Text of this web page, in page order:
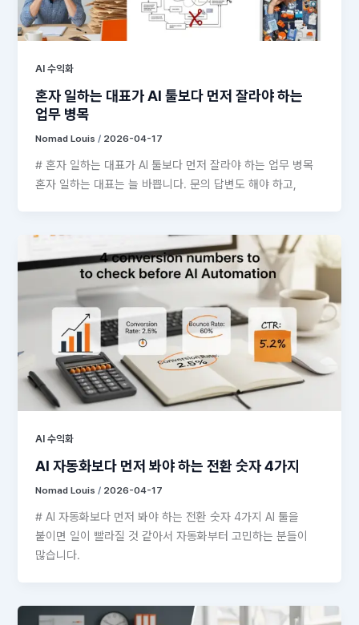
AI 수익화
혼자 일하는 대표가 AI 툴보다 먼저 잘라야 하는
업무 병목
Nomad Louis/ 2026-04-17
# 혼자 일하는 대표가 AI 툴보다 먼저 잘라야 하는 업무 병목
혼자 일하는 대표는 늘 바쁩니다. 문의 답변도 해야 하고,
AI 수익화
AI 자동화보다 먼저 봐야 하는 전환 숫자 4가지
Nomad Louis/ 2026-04-17
# AI 자동화보다 먼저 봐야 하는 전환 숫자 4가지 AI 툴을
붙이면 일이 빨라질 것 같아서 자동화부터 고민하는 분들이
많습니다.